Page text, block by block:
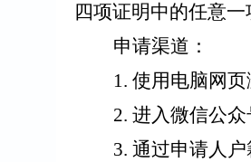
四项证明中的任意
申请渠道：
1. 使用电脑网
2. 进入微信公众
3. 通过申请人